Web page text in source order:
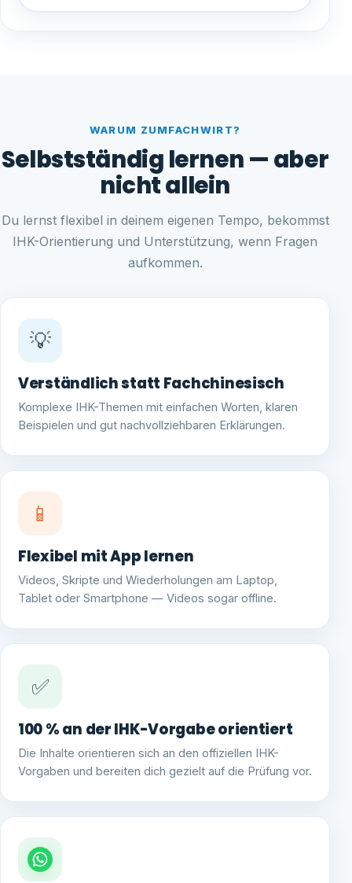
WARUM ZUMFACHWIRT?
Selbstständig lernen — aber
nicht allein
Du lernst flexibel in deinem eigenen Tempo, bekommst
IHK-Orientierung und Unterstützung, wenn Fragen
aufkommen.
💡
Verständlich statt Fachchinesisch
Komplexe IHK-Themen mit einfachen Worten, klaren
Beispielen und gut nachvollziehbaren Erklärungen.
📱
Flexibel mit App lernen
Videos, Skripte und Wiederholungen am Laptop,
Tablet oder Smartphone — Videos sogar offline.
✅
100 % an der IHK-Vorgabe orientiert
Die Inhalte orientieren sich an den offiziellen IHK-
Vorgaben und bereiten dich gezielt auf die Prüfung vor.